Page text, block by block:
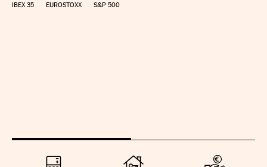
IBEX 35 EUROSTOXX S&P 500